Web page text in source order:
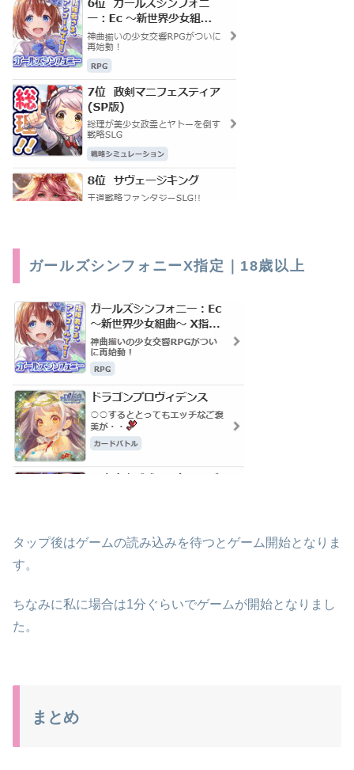
ガールズシンフォニーX指定｜18歳以上
タップ後はゲームの読み込みを待つとゲーム開始となりま
す。
ちなみに私に場合は1分ぐらいでゲームが開始となりまし
た。
まとめ